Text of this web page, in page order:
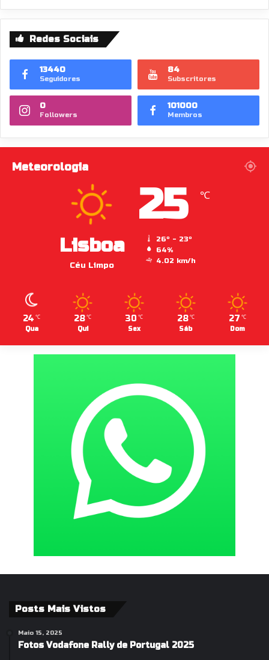
Redes Sociais
13440
Seguidores
84
Subscritores
0
Followers
101000
Membros
Meteorologia
Lisboa
Céu Limpo
25 ℃
26º - 23º
64%
4.02 km/h
24 ℃
Qua
28 ℃
Qui
30 ℃
Sex
28 ℃
Sáb
27 ℃
Dom
Posts Mais Vistos
Maio 15, 2025
Fotos Vodafone Rally de Portugal 2025